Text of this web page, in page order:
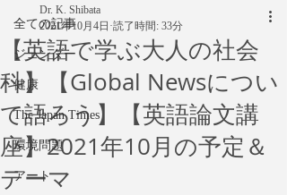
全ての記事
ジェンダー
健康
The Japan Times
環境問題
アート
【英語で学ぶ大人の社会
科】【Global Newsについ
て語ろう】【英語論文講
座】2021年10月の予定＆
テーマ
Dr. K. Shibata
2021年10月4日 読了時間: 33分